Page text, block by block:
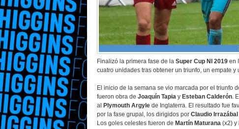
Finalizó la primera fase de la Super Cup NI 2019 en
cuatro unidades tras obtener un triunfo, un empate y
El inicio de la semana se vio marcada por el triunfo
fueron obra de Joaquín Tapia y Esteban Calderón.
al Plymouth Argyle de Inglaterra. El resultado fue
por la fase grupal, los dirigidos por Claudio Irrazábal
Los goles celestes fueron de Martín Maturana (x2) y